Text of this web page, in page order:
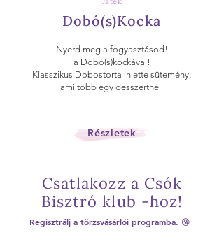
Dobó(s)Kocka
Nyerd meg a fogyasztásod!
a Dobó(s)kockával!
Klasszikus Dobostorta ihlette sütemény,
ami több egy desszertnél
Részletek
Csatlakozz a Csók
Bisztró klub -hoz!
Regisztrálj a törzsvásárlói programba. 😘